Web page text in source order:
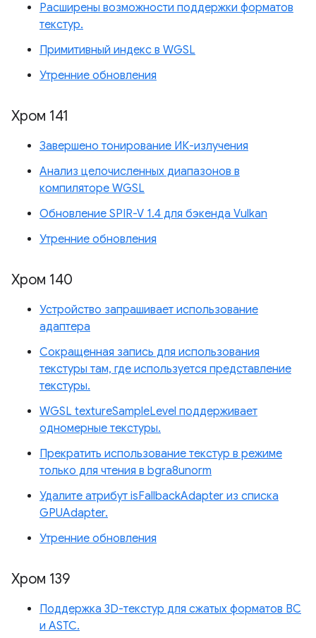
Расширены возможности поддержки форматов
текстур.
Примитивный индекс в WGSL
Утренние обновления
Хром 141
Завершено тонирование ИК-излучения
Анализ целочисленных диапазонов в
компиляторе WGSL
Обновление SPIR-V 1.4 для бэкенда Vulkan
Утренние обновления
Хром 140
Устройство запрашивает использование
адаптера
Сокращенная запись для использования
текстуры там, где используется представление
текстуры.
WGSL textureSampleLevel поддерживает
одномерные текстуры.
Прекратить использование текстур в режиме
только для чтения в bgra8unorm
Удалите атрибут isFallbackAdapter из списка
GPUAdapter.
Утренние обновления
Хром 139
Поддержка 3D-текстур для сжатых форматов BC
и ASTC.